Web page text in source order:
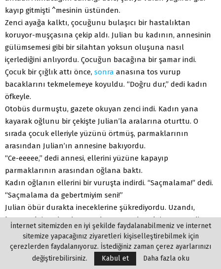
kayıp gitmişti ^mesinin üstünden.
Zenci ayağa kalktı, çocuğunu bulaşıcı bir hastalıktan
koruyor-muşçasına çekip aldı. Julian bu kadının, annesinin
gülümsemesi gibi bir silahtan yoksun oluşuna nasıl
içerlediğini anlıyordu. Çocuğun bacağına bir şamar indi.
Çocuk bir çığlık attı önce, sonra anasına tos vurup
bacaklarını tekmelemeye koyuldu. “Doğru dur,” dedi kadın
öfkeyle.
Otobüs durmuştu, gazete okuyan zenci indi. Kadın yana
kayarak oğlunu bir çekişte Julian’la aralarına oturttu. O
sırada çocuk elleriyle yüzünü örtmüş, parmaklarının
arasından Julian’ın annesine bakıyordu.
“Ce-eeeee,” dedi annesi, ellerini yüzüne kapayıp
parmaklarının arasından oğlana baktı.
Kadın oğlanın ellerini bir vuruşta indirdi. “Saçmalama!” dedi.
“Saçmalama da gebertmiyim seni!”
Julian öbür durakta ineceklerine şükrediyordu. Uzandı,
kayışı çekti. Kadın da uzandı, aynı anda çekti. Tannın, diye
düşündü Ju-lian. Otobüsten indiklerinde, annesinin mutlaka
çantasını açıp çocuğa demir para uzatacağı önsezisiyle
yandı içi. Onun gözünde soluk almak kadar doğal bir şeydi
İnternet sitemizden en iyi şekilde faydalanabilmeniz ve internet
sitemize yapacağınız ziyaretleri kişiselleştirebilmek için
çerezlerden faydalanıyoruz. İstediğiniz zaman çerez ayarlarınızı
değiştirebilirsiniz.
Kabul et Daha fazla oku